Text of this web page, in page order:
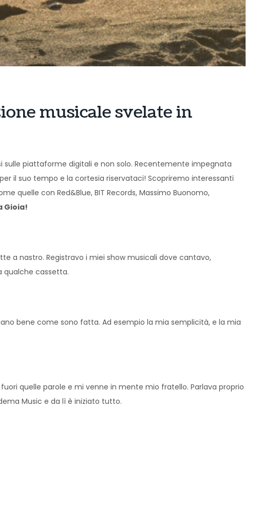
musicale svelate in
piattaforme digitali e non solo. Recentemente impegnata
il suo tempo e la cortesia riservataci! Scopriremo interessanti
quelle con Red&Blue, BIT Records, Massimo Buonomo,
Gioia!
a nastro. Registravo i miei show musicali dove cantavo,
qualche cassetta.
bene come sono fatta. Ad esempio la mia semplicità, e la mia
quelle parole e mi venne in mente mio fratello. Parlava proprio
Music e da lì è iniziato tutto.